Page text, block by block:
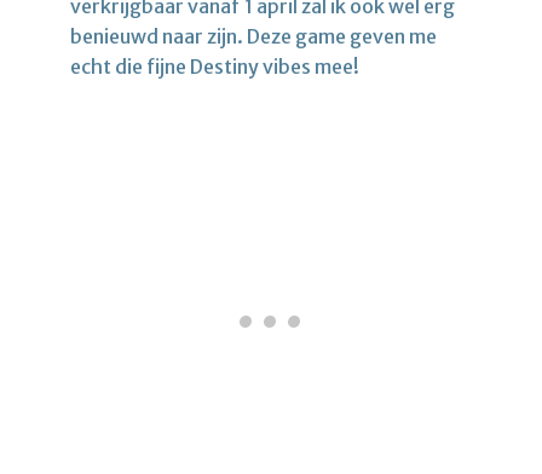
verkrijgbaar vanaf 1 april zal ik ook wel erg
benieuwd naar zijn. Deze game geven me
echt die fijne Destiny vibes mee!